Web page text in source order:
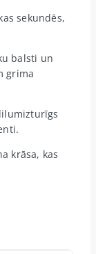
sekundēs,
balsti un
grima
krāsa, kas